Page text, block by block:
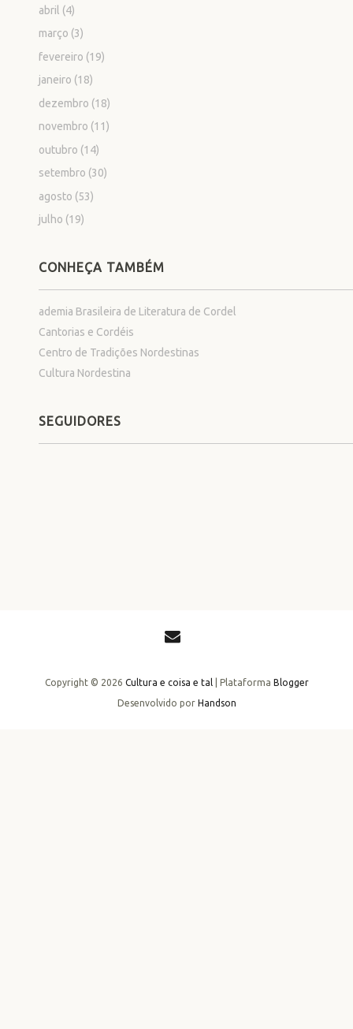
abril (4)
março (3)
fevereiro (19)
janeiro (18)
dezembro (18)
novembro (11)
outubro (14)
setembro (30)
agosto (53)
julho (19)
CONHEÇA TAMBÉM
ademia Brasileira de Literatura de Cordel
Cantorias e Cordéis
Centro de Tradições Nordestinas
Cultura Nordestina
SEGUIDORES
Copyright © 2026 Cultura e coisa e tal| Plataforma Blogger
Desenvolvido por Handson